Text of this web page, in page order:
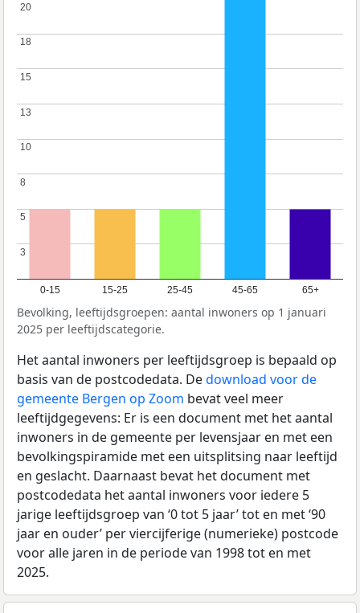
0-15 15-25 25-45 45-65 65+
3
3
5
5
8
8
10
10
13
13
15
15
18
18
20
20
Bevolking, leeftijdsgroepen: aantal inwoners op 1 januari
2025 per leeftijdscategorie.
Het aantal inwoners per leeftijdsgroep is bepaald op
basis van de postcodedata. Dedownload voor de
gemeente Bergen op Zoom bevat veel meer
leeftijdgegevens: Er is een document met het aantal
inwoners in de gemeente per levensjaar en met een
bevolkingspiramide met een uitsplitsing naar leeftijd
en geslacht. Daarnaast bevat het document met
postcodedata het aantal inwoners voor iedere 5
jarige leeftijdsgroep van ‘0 tot 5 jaar’ tot en met ‘90
jaar en ouder’ per viercijferige (numerieke) postcode
voor alle jaren in de periode van 1998 tot en met
2025.